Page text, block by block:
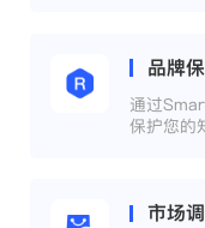
品牌
通过
保护您的
市场